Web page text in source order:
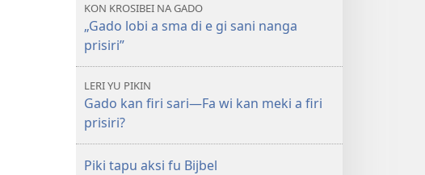
kaba?
KON KROSIBEI NA GADO
„Gado lobi a sma di e gi sani nanga
prisiri”
LERI YU PIKIN
Gado kan firi sari​—Fa wi kan meki a firi
prisiri?
Piki tapu aksi fu Bijbel